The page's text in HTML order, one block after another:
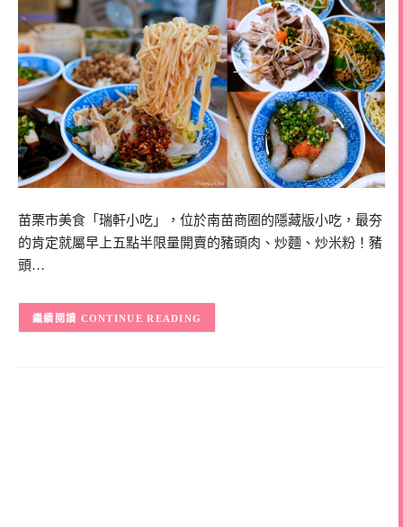
苗栗市美食「瑞軒小吃」，位於南苗商圈的隱藏版小吃，最夯
的肯定就屬早上五點半限量開賣的豬頭肉、炒麵、炒米粉！豬
頭…
CONTINUE READING